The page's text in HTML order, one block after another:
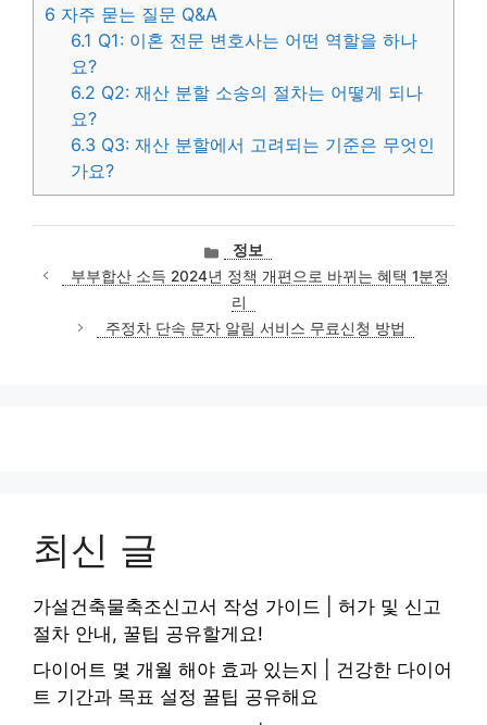
6 자주 묻는 질문 Q&A
6.1 Q1: 이혼 전문 변호사는 어떤 역할을 하나
요?
6.2 Q2: 재산 분할 소송의 절차는 어떻게 되나
요?
6.3 Q3: 재산 분할에서 고려되는 기준은 무엇인
가요?
카
테
고
리
정보
부부합산 소득 2024년 정책 개편으로 바뀌는 혜택 1분정
리
주정차 단속 문자 알림 서비스 무료신청 방법
최신 글
가설건축물축조신고서 작성 가이드 | 허가 및 신고
절차 안내, 꿀팁 공유할게요!
다이어트 몇 개월 해야 효과 있는지 | 건강한 다이어
트 기간과 목표 설정 꿀팁 공유해요